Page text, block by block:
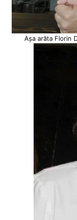
Așa arăta Florin